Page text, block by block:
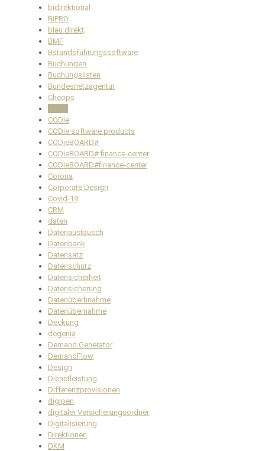
bidirektional
BiPRO
blau direkt;
BMF
Bstandsführungssoftware
Buchungen
Buchungslisten
Bundesnetzagentur
Cheops
CODie
CODie software products
CODieBOARD#
CODieBOARD# finance-center
CODieBOARD#finance-center
Corona
Corporate Design
Covid-19
CRM
daten
Datenaustausch
Datenbank
Datensatz
Datenschutz
Datensicherheit
Datensicherung
Datenüberhnahme
Datenübernahme
Deckung
degenia
Demand Generator
DemandFlow
Design
Dienstleistung
Differenzprovisionen
digipen
digitaler Versicherungsordner
Digitalisierung
Direktionen
DKM